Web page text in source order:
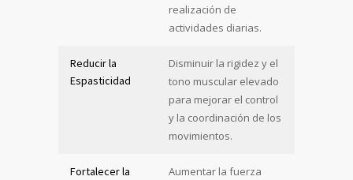
realización de
actividades diarias.
Reducir la
Espasticidad
Disminuir la rigidez y el
tono muscular elevado
para mejorar el control
y la coordinación de los
movimientos.
Fortalecer la
Aumentar la fuerza